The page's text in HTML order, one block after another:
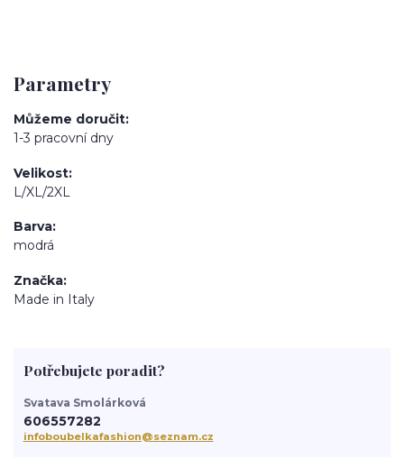
Parametry
Můžeme doručit
1-3 pracovní dny
Velikost
L/XL/2XL
Barva
modrá
Značka
Made in Italy
Potřebujete poradit?
Svatava Smolárková
606557282
infoboubelkafashion@seznam.cz